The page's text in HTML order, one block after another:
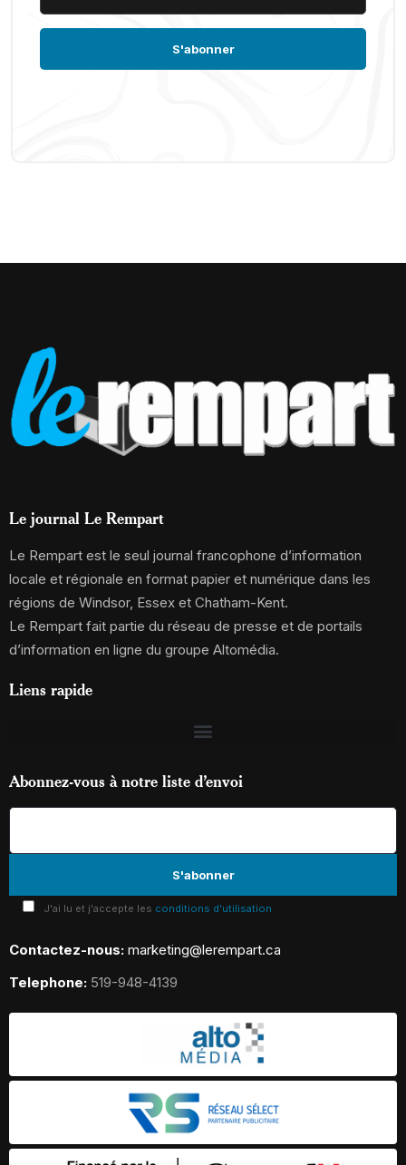
Le journal Le Rempart
Le Rempart est le seul journal francophone d’information
locale et régionale en format papier et numérique dans les
régions de Windsor, Essex et Chatham-Kent.
Le Rempart fait partie du réseau de presse et de portails
d’information en ligne du groupe Altomédia.
Liens rapide
Abonnez-vous à notre liste d’envoi
J'ai lu et j'accepte les conditions d'utilisation
Contactez-nous: marketing@lerempart.ca
Telephone: 519-948-4139